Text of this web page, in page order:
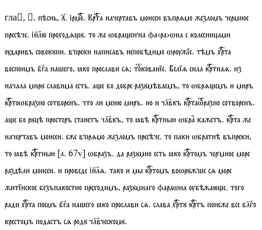
гла, . пѣснь, . ірмо. Крта начертавъ моисеи въпрѧмо жезломъ чермное
пресѣче. іилю проходѧꙋ. то же ѡбраенна фа‹ра›ѡна с колесницами
ѹдаривъ совокꙋпи. впреки написавъ непобѣдимо ѡрѹжїе. тѣмъ хрта
воспоимъ бга нашего, ꙗко прослави сѧ;токованїе. Велїѧ сила кртнаѧ. из
начала мирꙋ славима есть. ае бо добре разꙋмѣваемъ, то ѡбрѧемъ и миръ
кртоѡбразно сотворенъ. что ли меню миръ. но и члвкъ кртаѡразно сотворенъ.
ае бо рꙋцѣ простеръ станетъ члвкъ, то ꙗвѣ кртныи ѡбра кажетъ. крта же
начертавъ моисеи. еже впрѧмо жезломъ пресѣче. то паки ѡбратнѣ въпреки,
то ꙗвѣ кртныи[л. 67v]ѡбразъ. да разꙋмно есть ꙗко кртомъ чермное море
раздѣли моисеи. и проведе іилѧ. тако и мы кртомъ воѡрꙋжше сѧ море
житїиское безъпакостно преходимъ, разꙋмнаго фараѡна ѹбѣжаюе. того
ради хрта поемъ бга нашего ꙗко прослави сѧ. слава хртꙋ кртъ понеже все блго
крестомъ подастъ сѧ родꙋ члвческомꙋ.